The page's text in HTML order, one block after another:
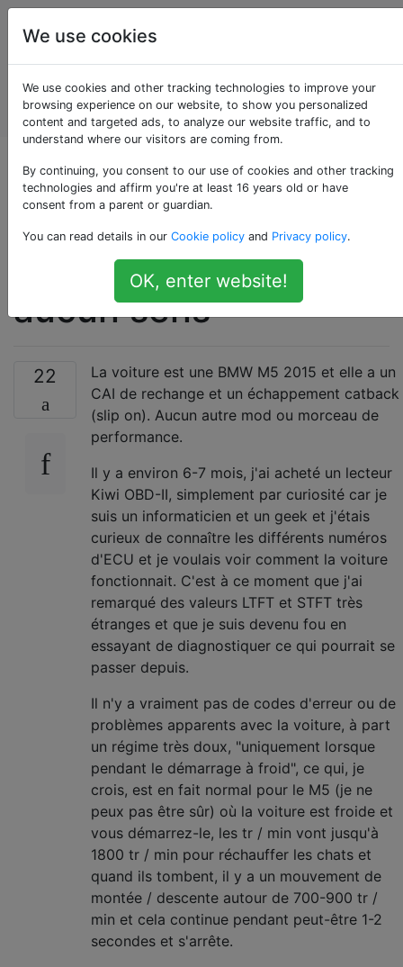
Entretien et
réparation
de
véhicules
automobiles
Account
Les valeurs LTFT et
STFT sont
désactivées et n'ont
aucun sens
22
La voiture est une BMW M5 2015 et elle a un
CAI de rechange et un échappement catback
(slip on). Aucun autre mod ou morceau de
performance.
Il y a environ 6-7 mois, j'ai acheté un lecteur
Kiwi OBD-II, simplement par curiosité car je
suis un informaticien et un geek et j'étais
curieux de connaître les différents numéros
d'ECU et je voulais voir comment la voiture
fonctionnait. C'est à ce moment que j'ai
remarqué des valeurs LTFT et STFT très
étranges et que je suis devenu fou en
essayant de diagnostiquer ce qui pourrait se
passer depuis.
Il n'y a vraiment pas de codes d'erreur ou de
problèmes apparents avec la voiture, à part
un régime très doux, "uniquement lorsque
pendant le démarrage à froid", ce qui, je
crois, est en fait normal pour le M5 (je ne
peux pas être sûr) où la voiture est froide et
vous démarrez-le, les tr / min vont jusqu'à
1800 tr / min pour réchauffer les chats et
quand ils tombent, il y a un mouvement de
montée / descente autour de 700-900 tr /
min et cela continue pendant peut-être 1-2
secondes et s'arrête.
We use cookies
We use cookies and other tracking technologies to improve your
browsing experience on our website, to show you personalized
content and targeted ads, to analyze our website traffic, and to
understand where our visitors are coming from.
By continuing, you consent to our use of cookies and other tracking
technologies and affirm you're at least 16 years old or have
consent from a parent or guardian.
You can read details in our Cookie policy and Privacy policy.
OK, enter website!